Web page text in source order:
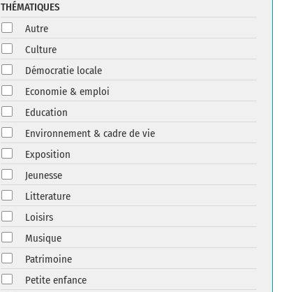
THÉMATIQUES
Autre
Culture
Démocratie locale
Economie & emploi
Education
Environnement & cadre de vie
Exposition
Jeunesse
Litterature
Loisirs
Musique
Patrimoine
Petite enfance